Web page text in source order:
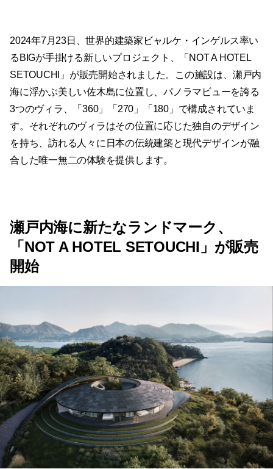
2024年7月23日、世界的建築家ビャルケ・インゲルス率い
るBIGが手掛ける新しいプロジェクト、「NOT A HOTEL
SETOUCHI」が販売開始されました。この施設は、瀬戸内
海に浮かぶ美しい佐木島に位置し、パノラマビューを誇る
3つのヴィラ、「360」「270」「180」で構成されていま
す。それぞれのヴィラはその位置に応じた独自のデザイン
を持ち、訪れる人々に日本の伝統建築と現代デザインが融
合した唯一無二の体験を提供します。
瀬戸内海に新たなランドマーク、
「NOT A HOTEL SETOUCHI」が販売
開始